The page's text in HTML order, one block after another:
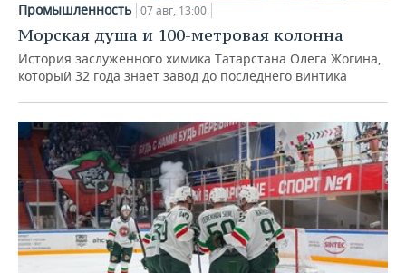
Промышленность 07 авг, 13:00
Морская душа и 100-метровая колонна
История заслуженного химика Татарстана Олега Жогина,
который 32 года знает завод до последнего винтика